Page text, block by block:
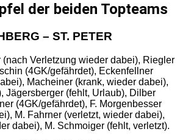
der beiden Topteams
– ST. PETER
(nach Verletzung wieder dabei), Riegler
(4GK/gefährdet), Eckenfellner
Macheiner (krank, wieder dabei),
Jägersberger (fehlt, Urlaub), Dilber
(4GK/gefährdet), F. Morgenbesser
M. Fahrner (verletzt, wieder dabei),
dabei), M. Schmoiger (fehlt, verletzt).